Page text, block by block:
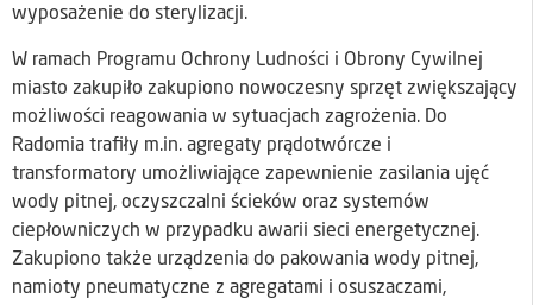
wyposażenie do sterylizacji.
W ramach Programu Ochrony Ludności i Obrony Cywilnej
miasto zakupiło zakupiono nowoczesny sprzęt zwiększający
możliwości reagowania w sytuacjach zagrożenia. Do
Radomia trafiły m.in. agregaty prądotwórcze i
transformatory umożliwiające zapewnienie zasilania ujęć
wody pitnej, oczyszczalni ścieków oraz systemów
ciepłowniczych w przypadku awarii sieci energetycznej.
Zakupiono także urządzenia do pakowania wody pitnej,
namioty pneumatyczne z agregatami i osuszaczami,